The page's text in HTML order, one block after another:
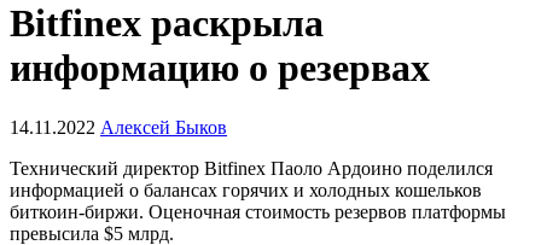
Bitfinex раскрыла
информацию о резервах
14.11.2022 Алексей Быков
Технический директор Bitfinex Паоло Ардоино поделился
информацией о балансах горячих и холодных кошельков
биткоин-биржи. Оценочная стоимость резервов платформы
превысила $5 млрд.